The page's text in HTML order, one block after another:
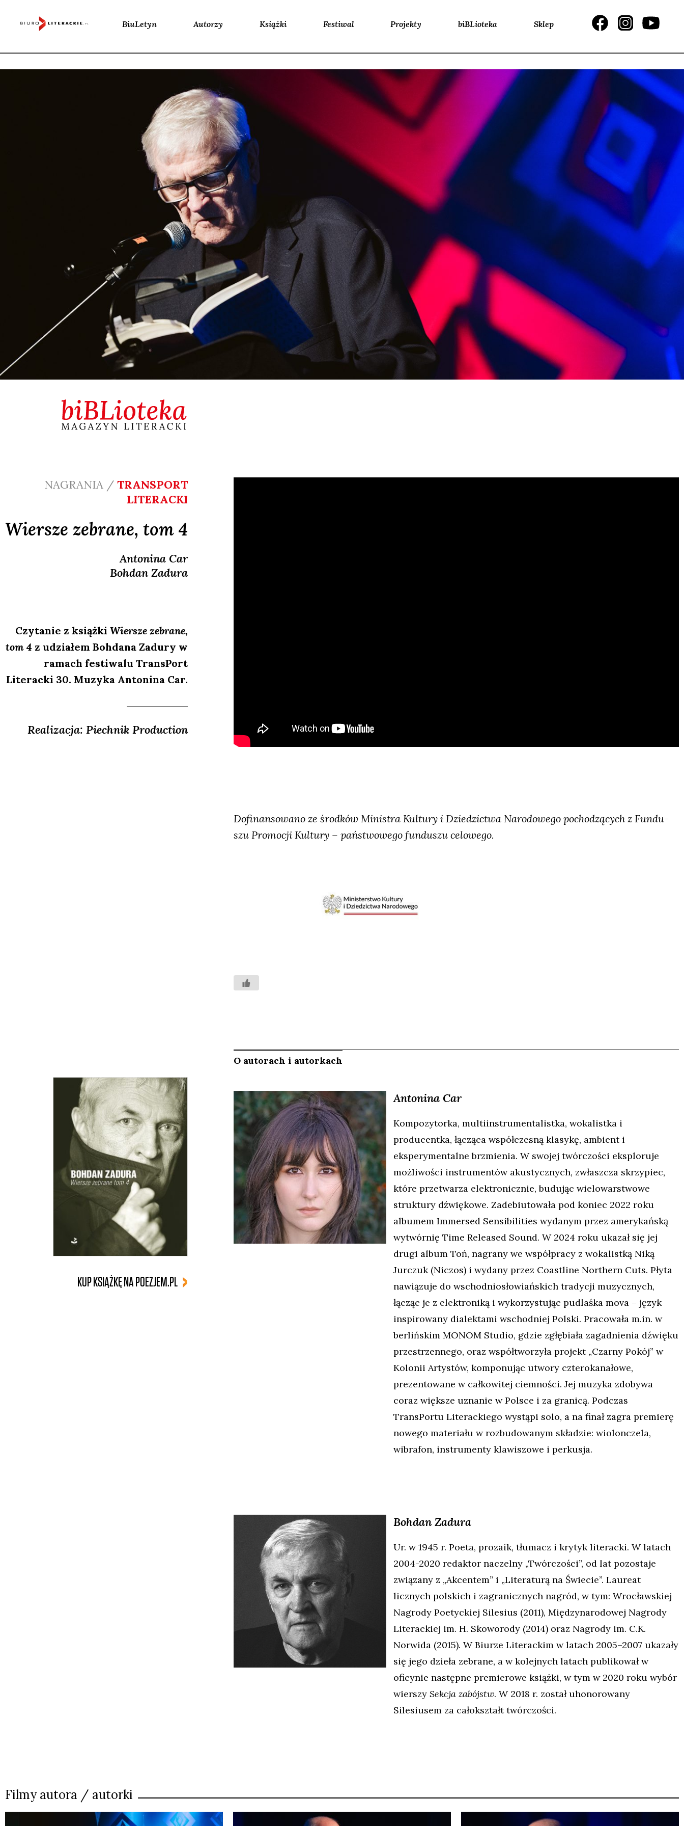
BiuLetyn Autorzy Książki Festiwal Projekty biBLioteka Sklep
NAGRANIA /TRANSPORT
LITERACKI
Wiersze zebrane, tom 4
Antonina Car
Bohdan Zadura
Czytanie z książkiWiersze zebrane,
tom 4 z udziałem Bohdana Zadury w
ramach festiwalu TransPort
Literacki 30. Muzyka Antonina Car.
Realizacja: Piechnik Production
Dofi­nan­so­wa­no ze środ­ków Mini­stra Kul­tu­ry i Dzie­dzic­twa Naro­do­we­go pocho­dzą­cych z Fun­du­
szu Pro­mo­cji Kul­tu­ry – pań­stwo­we­go fun­du­szu celo­we­go.
KUP KSIĄŻKĘ NA POEZJEM.PL
O autorach i autorkach
Antonina Car
Kompozytorka, multiinstrumentalistka, wokalistka i
producentka, łącząca współczesną klasykę, ambient i
eksperymentalne brzmienia. W swojej twórczości eksploruje
możliwości instrumentów akustycznych, zwłaszcza skrzypiec,
które przetwarza elektronicznie, budując wielowarstwowe
struktury dźwiękowe. Zadebiutowała pod koniec 2022 roku
albumem Immersed Sensibilities wydanym przez amerykańską
wytwórnię Time Released Sound. W 2024 roku ukazał się jej
drugi album Toń, nagrany we współpracy z wokalistką Niką
Jurczuk (Niczos) i wydany przez Coastline Northern Cuts. Płyta
nawiązuje do wschodniosłowiańskich tradycji muzycznych,
łącząc je z elektroniką i wykorzystując pudlaśka mova – język
inspirowany dialektami wschodniej Polski. Pracowała m.in. w
berlińskim MONOM Studio, gdzie zgłębiała zagadnienia dźwięku
przestrzennego, oraz współtworzyła projekt „Czarny Pokój” w
Kolonii Artystów, komponując utwory czterokanałowe,
prezentowane w całkowitej ciemności. Jej muzyka zdobywa
coraz większe uznanie w Polsce i za granicą. Podczas
TransPortu Literackiego wystąpi solo, a na finał zagra premierę
nowego materiału w rozbudowanym składzie: wiolonczela,
wibrafon, instrumenty klawiszowe i perkusja.
Bohdan Zadura
Ur. w 1945 r. Poeta, prozaik, tłumacz i krytyk literacki. W latach
2004-2020 redaktor naczelny „Twórczości”, od lat pozostaje
związany z „Akcentem” i „Literaturą na Świecie”. Laureat
licznych polskich i zagranicznych nagród, w tym: Wrocławskiej
Nagrody Poetyckiej Silesius (2011), Międzynarodowej Nagrody
Literackiej im. H. Skoworody (2014) oraz Nagrody im. C.K.
Norwida (2015). W Biurze Literackim w latach 2005–2007 ukazały
się jego dzieła zebrane, a w kolejnych latach publikował w
oficynie następne premierowe książki, w tym w 2020 roku wybór
wierszy Sekcja zabójstw. W 2018 r. został uhonorowany
Silesiusem za całokształt twórczości.
Filmy autora / autorki